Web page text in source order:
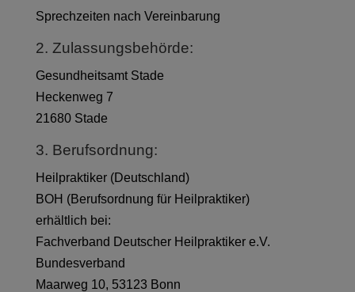
Sprechzeiten nach Vereinbarung
2. Zulassungsbehörde:
Gesundheitsamt Stade
Heckenweg 7
21680 Stade
3. Berufsordnung:
Heilpraktiker (Deutschland)
BOH (Berufsordnung für Heilpraktiker)
erhältlich bei:
Fachverband Deutscher Heilpraktiker e.V.
Bundesverband
Maarweg 10, 53123 Bonn